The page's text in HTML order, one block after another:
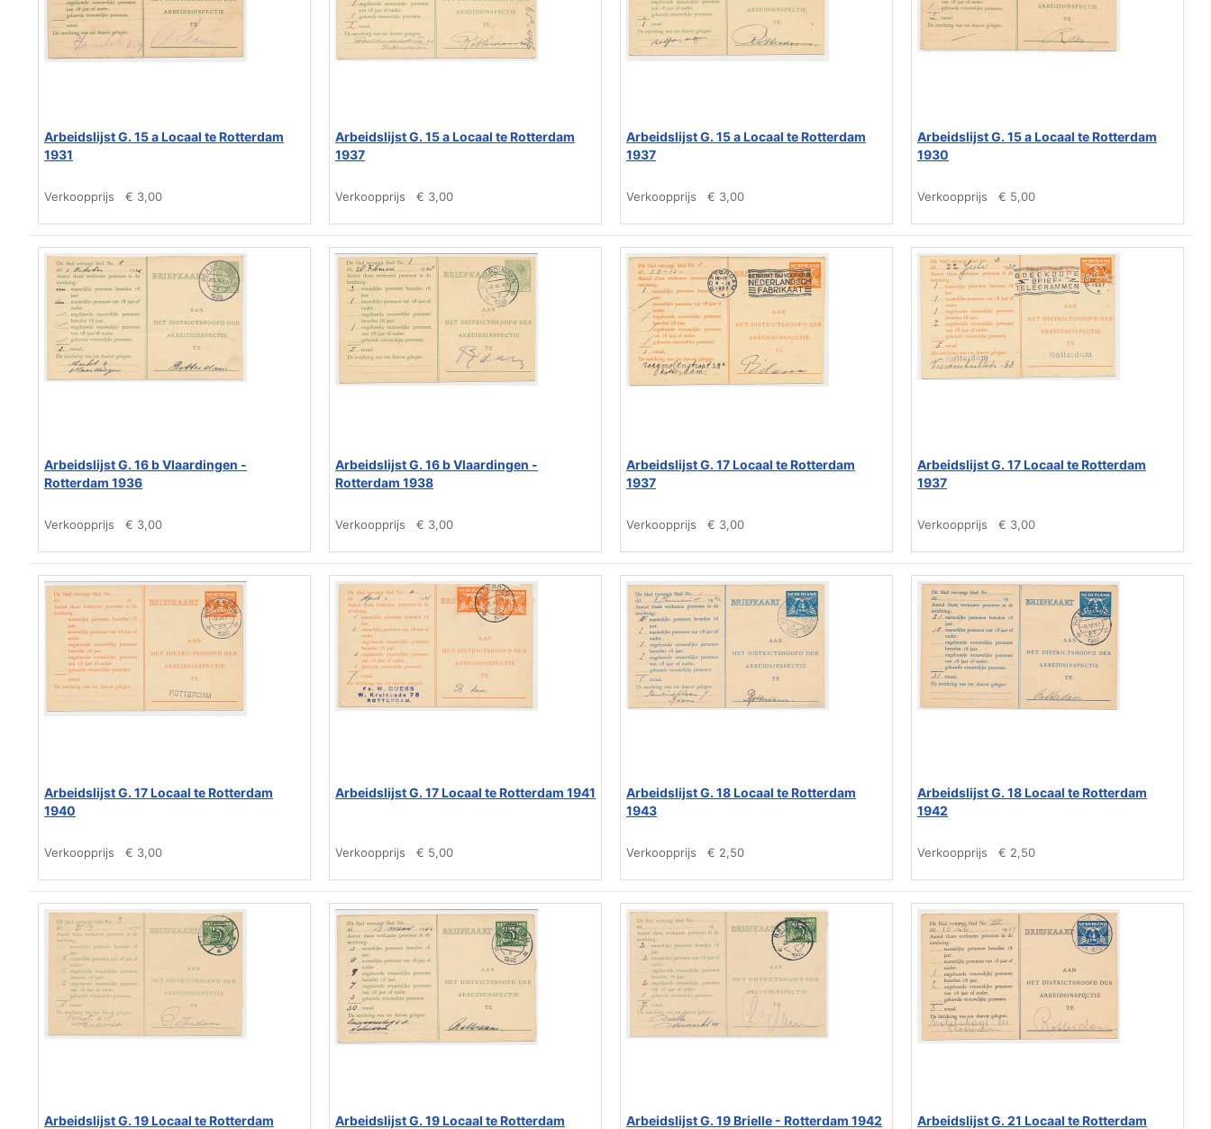
Arbeidslijst G. 15 a Locaal te Rotterdam
1931
Verkoopprijs € 3,00
Arbeidslijst G. 15 a Locaal te Rotterdam
1937
Verkoopprijs € 3,00
Arbeidslijst G. 15 a Locaal te Rotterdam
1937
Verkoopprijs € 3,00
Arbeidslijst G. 15 a Locaal te Rotterdam
1930
Verkoopprijs € 5,00
Arbeidslijst G. 16 b Vlaardingen -
Rotterdam 1936
Verkoopprijs € 3,00
Arbeidslijst G. 16 b Vlaardingen -
Rotterdam 1938
Verkoopprijs € 3,00
Arbeidslijst G. 17 Locaal te Rotterdam
1937
Verkoopprijs € 3,00
Arbeidslijst G. 17 Locaal te Rotterdam
1937
Verkoopprijs € 3,00
Arbeidslijst G. 17 Locaal te Rotterdam
1940
Verkoopprijs € 3,00
Arbeidslijst G. 17 Locaal te Rotterdam 1941
Verkoopprijs € 5,00
Arbeidslijst G. 18 Locaal te Rotterdam
1943
Verkoopprijs € 2,50
Arbeidslijst G. 18 Locaal te Rotterdam
1942
Verkoopprijs € 2,50
Arbeidslijst G. 19 Locaal te Rotterdam
Arbeidslijst G. 19 Locaal te Rotterdam
Arbeidslijst G. 19 Brielle - Rotterdam 1942
Arbeidslijst G. 21 Locaal te Rotterdam